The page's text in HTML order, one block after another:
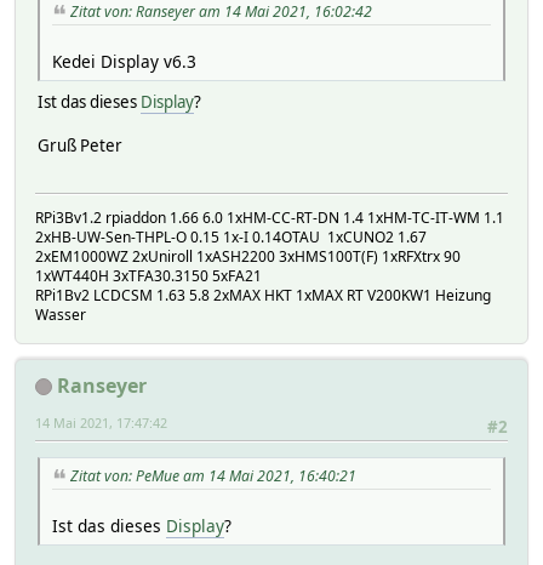
Zitat von: Ranseyer am 14 Mai 2021, 16:02:42
Kedei Display v6.3
Ist das dieses Display?
Gruß Peter
RPi3Bv1.2 rpiaddon 1.66 6.0 1xHM-CC-RT-DN 1.4 1xHM-TC-IT-WM 1.1
2xHB-UW-Sen-THPL-O 0.15 1x-I 0.14OTAU 1xCUNO2 1.67
2xEM1000WZ 2xUniroll 1xASH2200 3xHMS100T(F) 1xRFXtrx 90
1xWT440H 3xTFA30.3150 5xFA21
RPi1Bv2 LCDCSM 1.63 5.8 2xMAX HKT 1xMAX RT V200KW1 Heizung
Wasser
Ranseyer
#2
14 Mai 2021, 17:47:42
Zitat von: PeMue am 14 Mai 2021, 16:40:21
Ist das dieses Display?